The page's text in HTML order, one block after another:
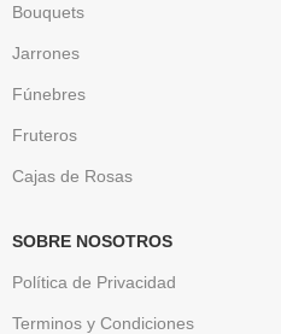
Bouquets
Jarrones
Fúnebres
Fruteros
Cajas de Rosas
SOBRE NOSOTROS
Política de Privacidad
Terminos y Condiciones